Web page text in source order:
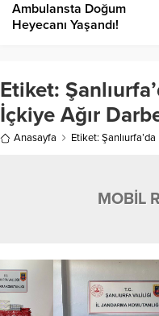
Ambulansta Doğum
Heyecanı Yaşandı!
Etiket:
İçkiye Ağır
Anasayfa Etiket:
MOBİL